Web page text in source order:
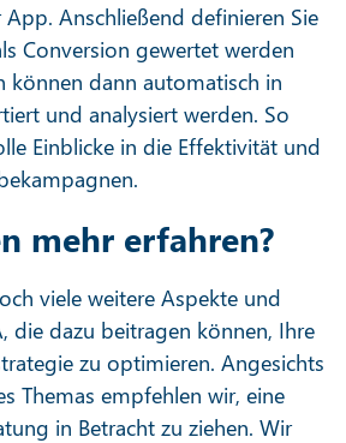
Anschließend definieren Sie
Conversion gewertet werden
können dann automatisch in
und analysiert werden. So
Einblicke in die Effektivität und
mehr erfahren?
viele weitere Aspekte und
die dazu beitragen können, Ihre
zu optimieren. Angesichts
Themas empfehlen wir, eine
in Betracht zu ziehen. Wir